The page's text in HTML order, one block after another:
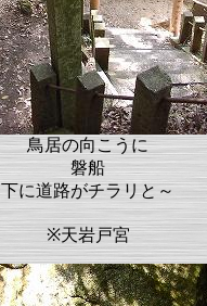
鳥居の向こうに
磐船
下に道路がチラリと～
※天岩戸宮